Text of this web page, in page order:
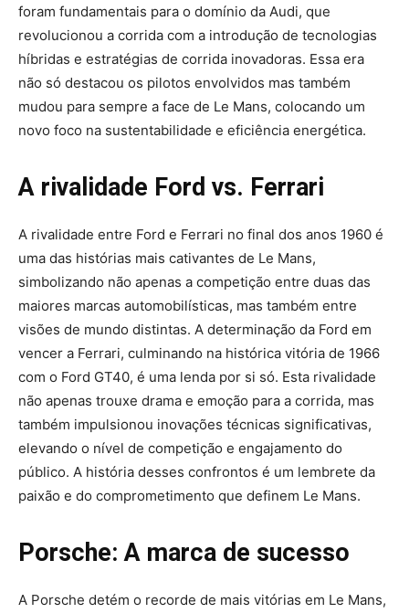
foram fundamentais para o domínio da Audi, que
revolucionou a corrida com a introdução de tecnologias
híbridas e estratégias de corrida inovadoras. Essa era
não só destacou os pilotos envolvidos mas também
mudou para sempre a face de Le Mans, colocando um
novo foco na sustentabilidade e eficiência energética.
A rivalidade Ford vs. Ferrari
A rivalidade entre Ford e Ferrari no final dos anos 1960 é
uma das histórias mais cativantes de Le Mans,
simbolizando não apenas a competição entre duas das
maiores marcas automobilísticas, mas também entre
visões de mundo distintas. A determinação da Ford em
vencer a Ferrari, culminando na histórica vitória de 1966
com o Ford GT40, é uma lenda por si só. Esta rivalidade
não apenas trouxe drama e emoção para a corrida, mas
também impulsionou inovações técnicas significativas,
elevando o nível de competição e engajamento do
público. A história desses confrontos é um lembrete da
paixão e do comprometimento que definem Le Mans.
Porsche: A marca de sucesso
A Porsche detém o recorde de mais vitórias em Le Mans,